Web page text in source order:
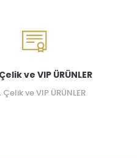
ve VIP ÜRÜNLER
Çelik ve VIP ÜRÜNLER